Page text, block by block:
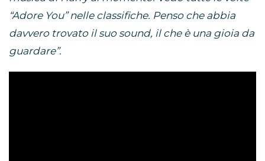
“Adore You” nelle classifiche. Penso che abbia
davvero trovato il suo sound, il che è una gioia da
guardare”.